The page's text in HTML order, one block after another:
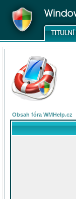
Obsah fóra WMHelp.cz